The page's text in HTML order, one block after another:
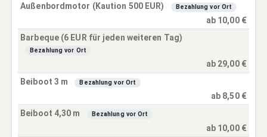
Außenbordmotor (Kaution 500 EUR)
Bezahlung vor Ort
ab 10,00 €
Barbeque (6 EUR für jeden weiteren Tag)
Bezahlung vor Ort
ab 29,00 €
Beiboot 3 m
Bezahlung vor Ort
ab 8,50 €
Beiboot 4,30 m
Bezahlung vor Ort
ab 10,00 €